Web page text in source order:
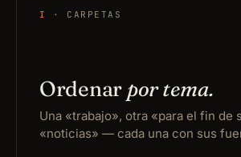
I · CARPETAS
Ordenar por tema.
Una «trabajo», otra «para el fin de
«noticias» — cada una con sus